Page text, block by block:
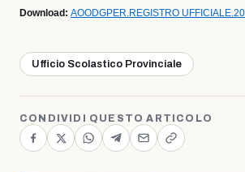
Download: AOODGPER.REGISTRO
Ufficio Scolastico Provinciale
CONDIVIDI QUESTO ARTICOLO